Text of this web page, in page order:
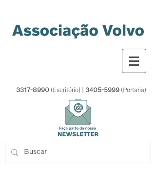
3317-8990 (Escritório) | 3405-5999(Portaria)